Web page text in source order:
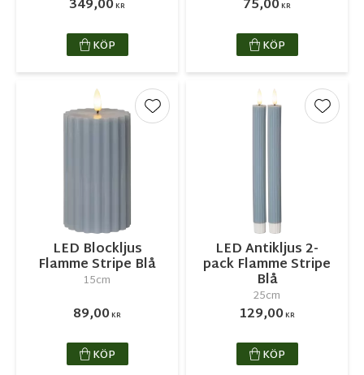
349,00KR
KÖP
75,00KR
KÖP
LED Blockljus
Flamme Stripe Blå
15cm
89,00KR
Lägg till i favoriter
KÖP
LED Antikljus 2-
pack Flamme Stripe
Blå
25cm
129,00KR
Lägg
KÖP